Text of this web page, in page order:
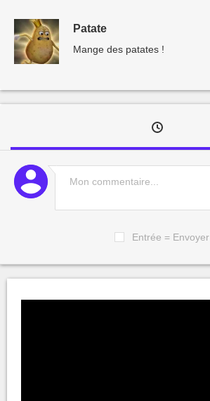
Patate
Mange des patates !
Entrée = Envoyer